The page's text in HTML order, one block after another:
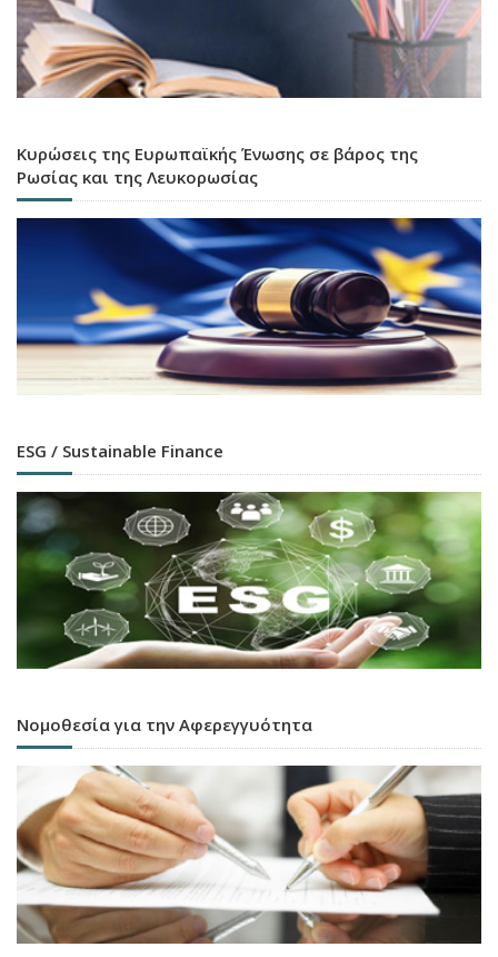
Κυρώσεις της Ευρωπαϊκής Ένωσης σε βάρος της
Ρωσίας και της Λευκορωσίας
ESG / Sustainable Finance
Νομοθεσία για την Αφερεγγυότητα